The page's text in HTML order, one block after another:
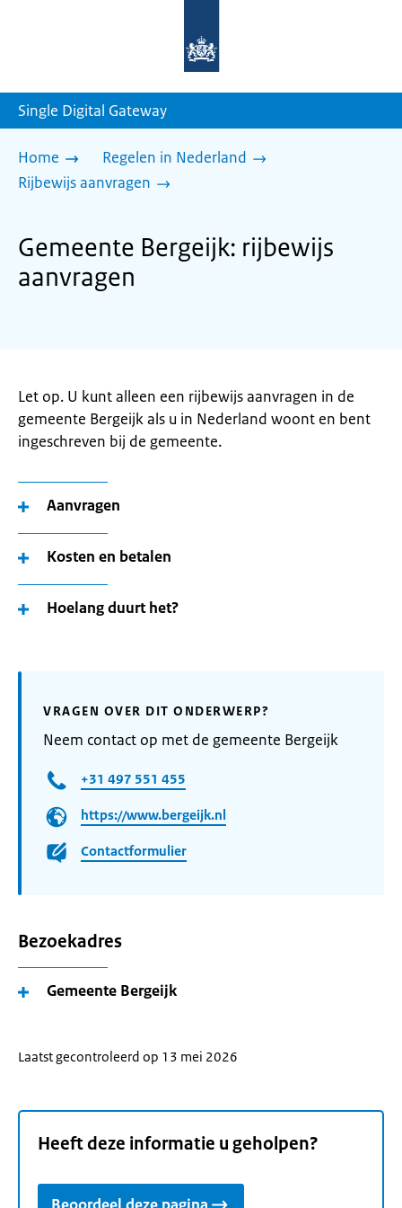
homepage
Single Digital Gateway
Home
Regelen in Nederland
Rijbewijs aanvragen
Gemeente Bergeijk: rijbewijs
aanvragen
Let op. U kunt alleen een rijbewijs aanvragen in de
gemeente Bergeijk als u in Nederland woont en bent
ingeschreven bij de gemeente.
Aanvragen
Kosten en betalen
Hoelang duurt het?
VRAGEN OVER DIT ONDERWERP?
Neem contact op met de gemeente Bergeijk
+31 497 551 455
https://www.bergeijk.nl
Contactformulier
Bezoekadres
Gemeente Bergeijk
Laatst gecontroleerd op 13 mei 2026
Heeft deze informatie u geholpen?